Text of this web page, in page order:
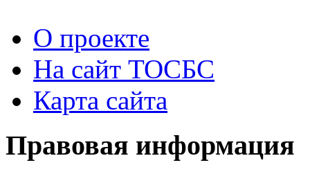
О проекте
На сайт ТОСБС
Карта сайта
Правовая информация